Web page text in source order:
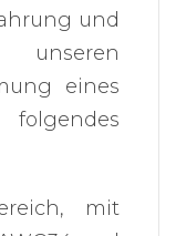
und
unseren
eines
mit